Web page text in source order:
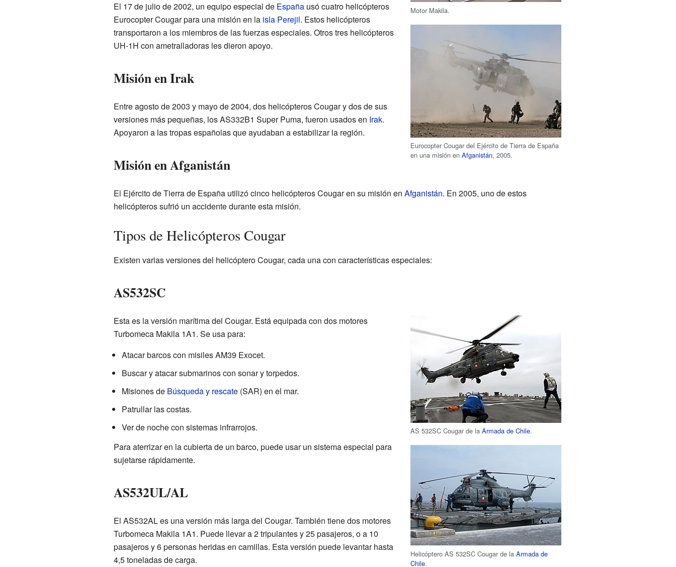
Motor Makila.
Eurocopter Cougar del Ejército de Tierra de España
en una misión enAfganistán, 2005.
El 17 de julio de 2002, un equipo especial de Españausó cuatro helicópteros
Eurocopter Cougar para una misión en la isla Perejil. Estos helicópteros
transportaron a los miembros de las fuerzas especiales. Otros tres helicópteros
UH-1H con ametralladoras les dieron apoyo.
Misión en Irak
Entre agosto de 2003 y mayo de 2004, dos helicópteros Cougar y dos de sus
versiones más pequeñas, los AS332B1 Super Puma, fueron usados en Irak.
Apoyaron a las tropas españolas que ayudaban a estabilizar la región.
Misión en Afganistán
El Ejército de Tierra de España utilizó cinco helicópteros Cougar en su misión en Afganistán. En 2005, uno de estos
helicópteros sufrió un accidente durante esta misión.
Tipos de Helicópteros Cougar
Existen varias versiones del helicóptero Cougar, cada una con características especiales:
AS532SC
AS 532SC Cougar de laArmada de Chile.
Helicóptero AS 532SC Cougar de laArmada de
Chile.
Esta es la versión marítima del Cougar. Está equipada con dos motores
Turbomeca Makila 1A1. Se usa para:
Atacar barcos con misiles AM39 Exocet.
Buscar y atacar submarinos con sonar y torpedos.
Misiones de Búsqueda y rescate(SAR) en el mar.
Patrullar las costas.
Ver de noche con sistemas infrarrojos.
Para aterrizar en la cubierta de un barco, puede usar un sistema especial para
sujetarse rápidamente.
AS532UL/AL
El AS532AL es una versión más larga del Cougar. También tiene dos motores
Turbomeca Makila 1A1. Puede llevar a 2 tripulantes y 25 pasajeros, o a 10
pasajeros y 6 personas heridas en camillas. Esta versión puede levantar hasta
4,5 toneladas de carga.